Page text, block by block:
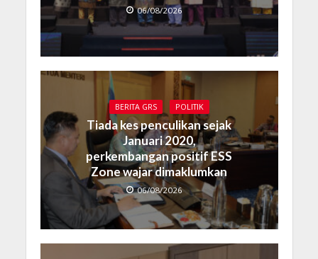
06/08/2026
BERITA GRS POLITIK
Tiada kes penculikan sejak
Januari 2020,
perkembangan positif ESS
Zone wajar dimaklumkan
06/08/2026